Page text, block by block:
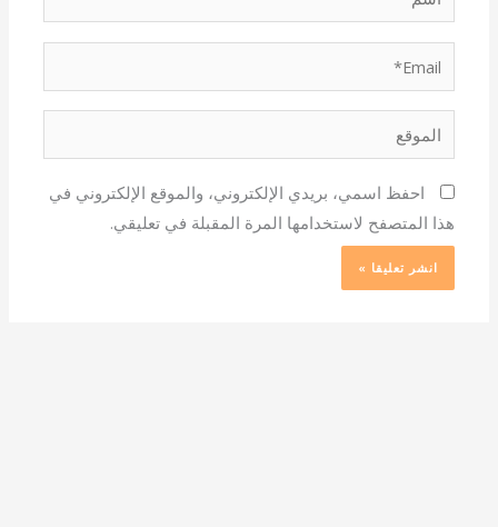
الموقع
احفظ اسمي، بريدي الإلكتروني، والموقع الإلكتروني في
هذا المتصفح لاستخدامها المرة المقبلة في تعليقي.